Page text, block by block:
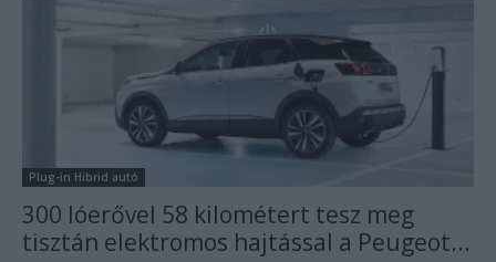
Plug-in Hibrid autó
300 lóerővel 58 kilométert tesz meg
tisztán elektromos hajtással a Peugeot...